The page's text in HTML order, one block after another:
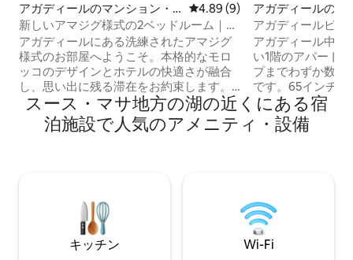
アガディールのマンション・
アパート
レビュー9件、5つ星中4.89つ
4.89 (9)
新しいアマジグ様式の2ベッドルーム｜ア
ガディール中心部
アガディールにある洗練されたアマジグ
様式のお部屋へようこそ。本格的なモロ
ッコのデザインとホテルの快適さが融合
し、思い出に残る滞在をお約束します。
特長： — アマジグ様式のマンション・ア
パート貸切 — 2寝室、エアコン付きの主
寝室 — スマートテレビとエアコンが備わ
徒歩7分 — パルク・アル・インビアート
まで1分 — マクドナルドまで2分 — 入り口
にBIM — カフェやショップの近く
アガディールのマ
アパート
アガディールビー
ール・セントラル
アガディール中心
い1階のアパート
プまでわずか数歩
です。65インチ
キッチンを備え
エリアをお楽しみ
り、アガディー
港送迎サービスを
⚠️ 登録済みのゲス
り、外部からの訪
スース・マサ地方の湖の近くにある宿
泊施設で人気のアメニティ・設備
キッチン Wi-Fi